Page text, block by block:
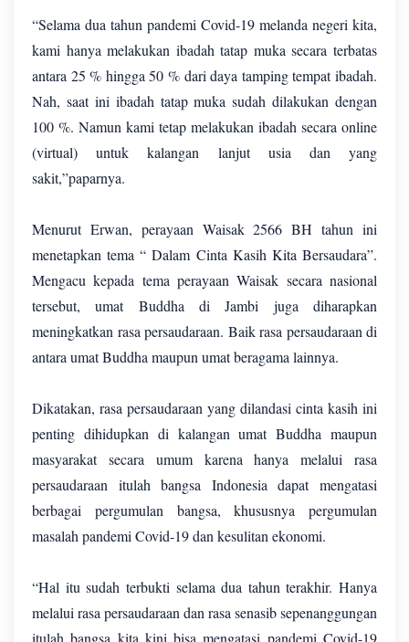
“Selama dua tahun pandemi Covid-19 melanda negeri kita,
kami hanya melakukan ibadah tatap muka secara terbatas
antara 25 % hingga 50 % dari daya tamping tempat ibadah.
Nah, saat ini ibadah tatap muka sudah dilakukan dengan
100 %. Namun kami tetap melakukan ibadah secara online
(virtual) untuk kalangan lanjut usia dan yang
sakit,”paparnya.
Menurut Erwan, perayaan Waisak 2566 BH tahun ini
menetapkan tema “ Dalam Cinta Kasih Kita Bersaudara”.
Mengacu kepada tema perayaan Waisak secara nasional
tersebut, umat Buddha di Jambi juga diharapkan
meningkatkan rasa persaudaraan. Baik rasa persaudaraan di
antara umat Buddha maupun umat beragama lainnya.
Dikatakan, rasa persaudaraan yang dilandasi cinta kasih ini
penting dihidupkan di kalangan umat Buddha maupun
masyarakat secara umum karena hanya melalui rasa
persaudaraan itulah bangsa Indonesia dapat mengatasi
berbagai pergumulan bangsa, khususnya pergumulan
masalah pandemi Covid-19 dan kesulitan ekonomi.
“Hal itu sudah terbukti selama dua tahun terakhir. Hanya
melalui rasa persaudaraan dan rasa senasib sepenanggungan
itulah bangsa kita kini bisa mengatasi pandemi Covid-19